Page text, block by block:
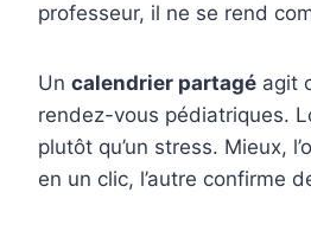
professeur, il ne se rend
Un calendrier partagé agit
rendez-vous pédiatriques.
plutôt qu’un stress. Mieux,
en un clic, l’autre confirme